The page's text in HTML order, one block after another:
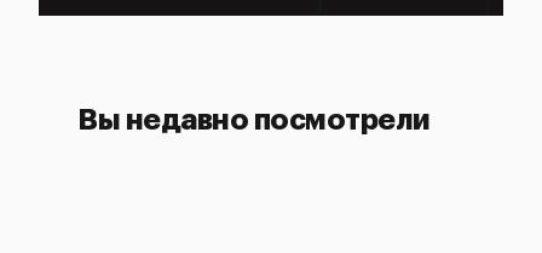
Вы недавно посмотрели